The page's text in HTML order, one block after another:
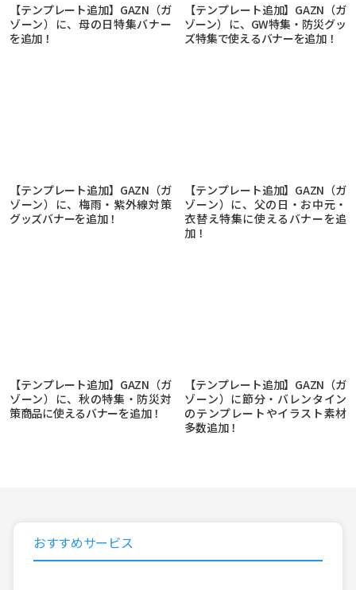
【テンプレート追加】GAZN（ガ
ゾーン）に、母の日特集バナー
を追加！
【テンプレート追加】GAZN（ガ
ゾーン）に、GW特集・防災グッ
ズ特集で使えるバナーを追加！
【テンプレート追加】GAZN（ガ
ゾーン）に、梅雨・紫外線対策
グッズバナーを追加！
【テンプレート追加】GAZN（ガ
ゾーン）に、父の日・お中元・
衣替え特集に使えるバナーを追
加！
【テンプレート追加】GAZN（ガ
ゾーン）に、秋の特集・防災対
策商品に使えるバナーを追加！
【テンプレート追加】GAZN（ガ
ゾーン）に節分・バレンタイン
のテンプレートやイラスト素材
多数追加！
おすすめサービス